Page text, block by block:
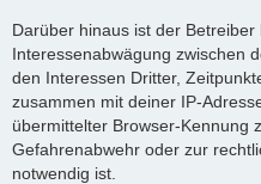
Darüber hinaus ist der
Interessenabwägung zwischen
den Interessen Dritter,
zusammen mit deiner IP-
übermittelter Browser-Kennung
Gefahrenabwehr oder zur
notwendig ist.